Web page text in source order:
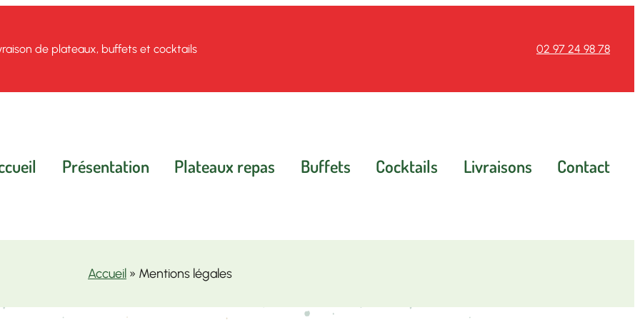
de plateaux, buffets et cocktails 02 97 24 98 78
Présentation Plateaux repas Buffets Cocktails Livraisons Contact
Accueil » Mentions légales